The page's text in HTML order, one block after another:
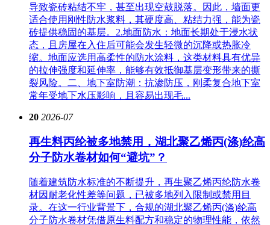
导致瓷砖粘结不牢，甚至出现空鼓脱落。因此，墙面更
适合使用刚性防水浆料，其硬度高、粘结力强，能为瓷
砖提供稳固的基层。2.地面防水：地面长期处于浸水状
态，且房屋在入住后可能会发生轻微的沉降或热胀冷
缩。地面应选用高柔性的防水涂料，这类材料具有优异
的拉伸强度和延伸率，能够有效抵御基层变形带来的撕
裂风险。二、地下室防潮：抗渗防压，刚柔复合地下室
常年受地下水压影响，且容易出现毛...
20 2026-07
再生料丙纶被多地禁用，湖北聚乙烯丙(涤)纶高
分子防水卷材如何“避坑”？
随着建筑防水标准的不断提升，再生聚乙烯丙纶防水卷
材因耐老化性差等问题，已被多地列入限制或禁用目
录。在这一行业背景下，合规的湖北聚乙烯丙(涤)纶高
分子防水卷材凭借原生料配方和稳定的物理性能，依然